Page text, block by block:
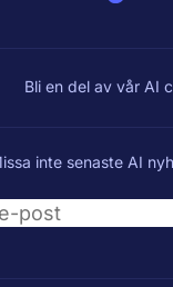
Bli en del av vår AI
inte senaste AI